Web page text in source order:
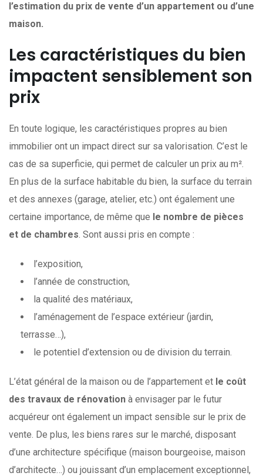
l’estimation du prix de vente d’un appartement ou d’une
maison.
Les caractéristiques du bien
impactent sensiblement son
prix
En toute logique, les caractéristiques propres au bien
immobilier ont un impact direct sur sa valorisation. C’est le
cas de sa superficie, qui permet de calculer un prix au m².
En plus de la surface habitable du bien, la surface du terrain
et des annexes (garage, atelier, etc.) ont également une
certaine importance, de même que le nombre de pièces
et de chambres. Sont aussi pris en compte :
l’exposition,
l’année de construction,
la qualité des matériaux,
l’aménagement de l’espace extérieur (jardin,
terrasse…),
le potentiel d’extension ou de division du terrain.
L’état général de la maison ou de l’appartement et le coût
des travaux de rénovation à envisager par le futur
acquéreur ont également un impact sensible sur le prix de
vente. De plus, les biens rares sur le marché, disposant
d’une architecture spécifique (maison bourgeoise, maison
d’architecte…) ou jouissant d’un emplacement exceptionnel,